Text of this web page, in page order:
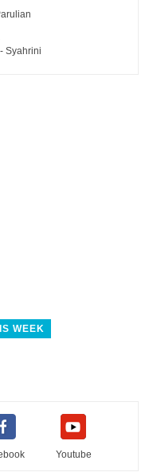
Syahrini
WEEK
Youtube